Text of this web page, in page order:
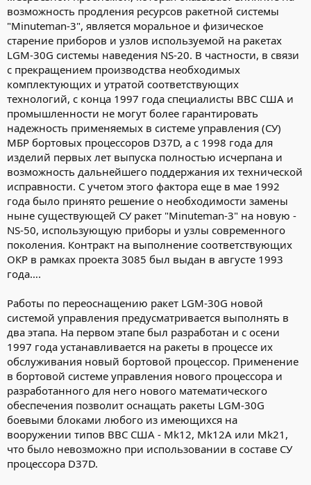
возможность продления ресурсов ракетной системы
"Minuteman-3", является моральное и физическое
старение приборов и узлов используемой на ракетах
LGM-30G системы наведения NS-20. В частности, в связи
с прекращением производства необходимых
комплектующих и утратой соответствующих
технологий, с конца 1997 года специалисты ВВС США и
промышленности не могут более гарантировать
надежность применяемых в системе управления (СУ)
МБР бортовых процессоров D37D, а с 1998 года для
изделий первых лет выпуска полностью исчерпана и
возможность дальнейшего поддержания их технической
исправности. С учетом этого фактора еще в мае 1992
года было принято решение о необходимости замены
ныне существующей СУ ракет "Minuteman-3" на новую -
NS-50, использующую приборы и узлы современного
поколения. Контракт на выполнение соответствующих
ОКР в рамках проекта 3085 был выдан в августе 1993
года….
Работы по переоснащению ракет LGM-30G новой
системой управления предусматривается выполнять в
два этапа. На первом этапе был разработан и с осени
1997 года устанавливается на ракеты в процессе их
обслуживания новый бортовой процессор. Применение
в бортовой системе управления нового процессора и
разработанного для него нового математического
обеспечения позволит оснащать ракеты LGM-30G
боевыми блоками любого из имеющихся на
вооружении типов ВВС США - Mk12, Mk12A или Mk21,
что было невозможно при использовании в составе СУ
процессора D37D.